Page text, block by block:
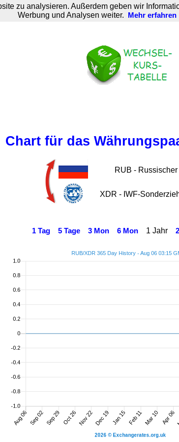
Chart für das
RUB - Russischer
XDR - IWF-
1 Tag 5 Tage 3 Mon 6 Mon 1 Jahr
zu analysieren. Außerdem geben wir
Werbung und Analysen weiter.
Mehr erfahren